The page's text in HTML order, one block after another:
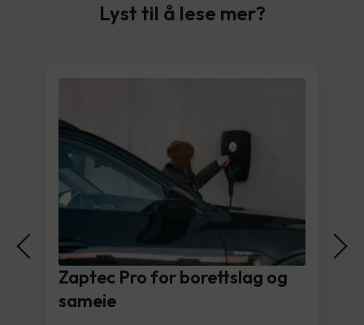
Lyst til å lese mer?
Zaptec Pro for borettslag og
sameie